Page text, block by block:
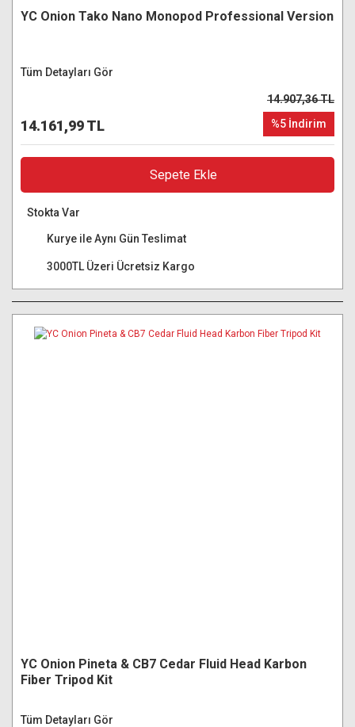
YC Onion Tako Nano Monopod Professional Version
Tüm Detayları Gör
14.161,99 TL
14.907,36 TL
%5 İndirim
Sepete Ekle
Stokta Var
Kurye ile Aynı Gün Teslimat
3000TL Üzeri Ücretsiz Kargo
YC Onion Pineta & CB7 Cedar Fluid Head Karbon
Fiber Tripod Kit
Tüm Detayları Gör